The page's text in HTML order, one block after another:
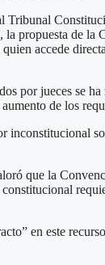
propuesta de
accede
por jueces se
de los
que la
en este